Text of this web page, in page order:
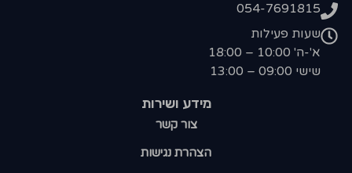
מידע ושירות
צור קשר
הצהרת נגישות
054-7691815
שעות פעילות
א'-ה' 10:00 – 18:00
שישי 09:00 – 13:00